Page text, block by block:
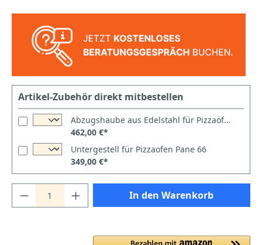
Artikel-Zubehör direkt mitbestellen
Abzugshaube aus Edelstahl für Pizzaöfen Pane 6 - 66
462,00 €*
Untergestell für Pizzaofen Pane 66
349,00 €*
In den Warenkorb